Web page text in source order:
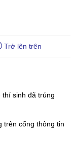
Trở lên trên
sinh đã trúng
trên cổng thông tin